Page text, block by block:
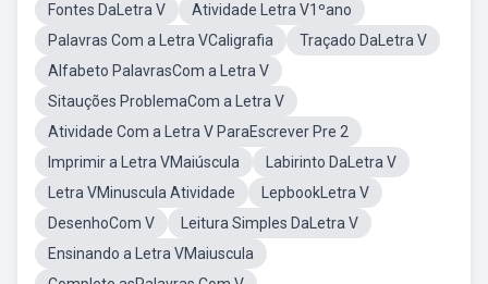
Fontes DaLetra V
Atividade Letra V1ºano
Palavras Com a Letra VCaligrafia
Traçado DaLetra V
Alfabeto PalavrasCom a Letra V
Sitauções ProblemaCom a Letra V
Atividade Com a Letra V ParaEscrever Pre 2
Imprimir a Letra VMaiúscula
Labirinto DaLetra V
Letra VMinuscula Atividade
LepbookLetra V
DesenhoCom V
Leitura Simples DaLetra V
Ensinando a Letra VMaiuscula